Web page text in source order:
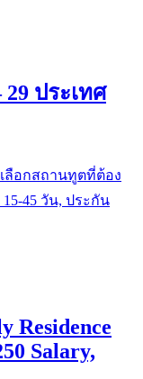
29 ประเทศ
เลือกสถานทูตที่ต้อง
15-45 วัน, ประกัน
Residence
Salary,